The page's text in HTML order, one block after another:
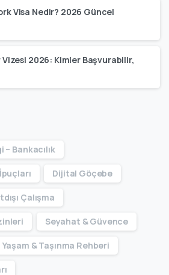
Visa Nedir? 2026 Güncel
2026: Kimler Başvurabilir,
– Bankacılık
Dijital Göçebe
Çalışma
Seyahat & Güvence
Yaşam & Taşınma Rehberi